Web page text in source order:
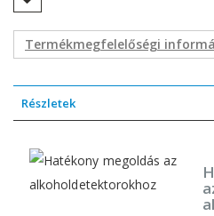
Termékmegfelelőségi
Részletek